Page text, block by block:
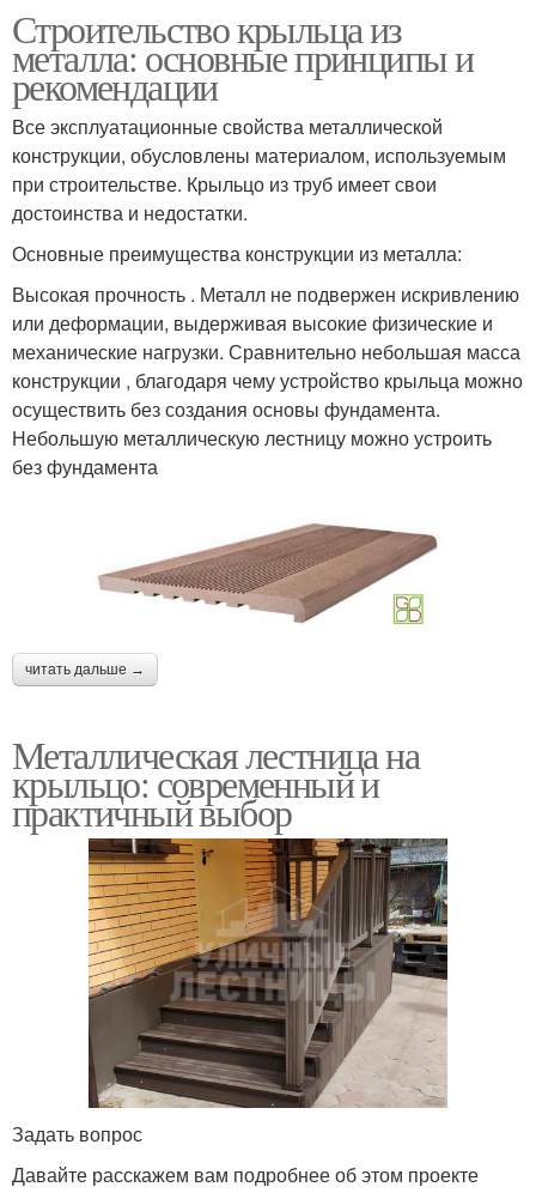
Строительство крыльца из
металла: основные принципы и
рекомендации
Все эксплуатационные свойства металлической
конструкции, обусловлены материалом, используемым
при строительстве. Крыльцо из труб имеет свои
достоинства и недостатки.
Основные преимущества конструкции из металла:
Высокая прочность . Металл не подвержен искривлению
или деформации, выдерживая высокие физические и
механические нагрузки. Сравнительно небольшая масса
конструкции , благодаря чему устройство крыльца можно
осуществить без создания основы фундамента.
Небольшую металлическую лестницу можно устроить
без фундамента
читать дальше →
Металлическая лестница на
крыльцо: современный и
практичный выбор
Задать вопрос
Давайте расскажем вам подробнее об этом проекте